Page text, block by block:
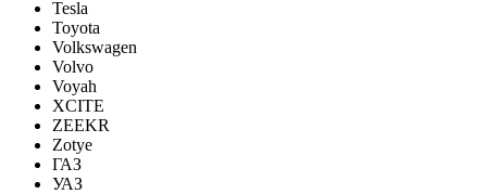
Tesla
Toyota
Volkswagen
Volvo
Voyah
XCITE
ZEEKR
Zotye
ГАЗ
УАЗ